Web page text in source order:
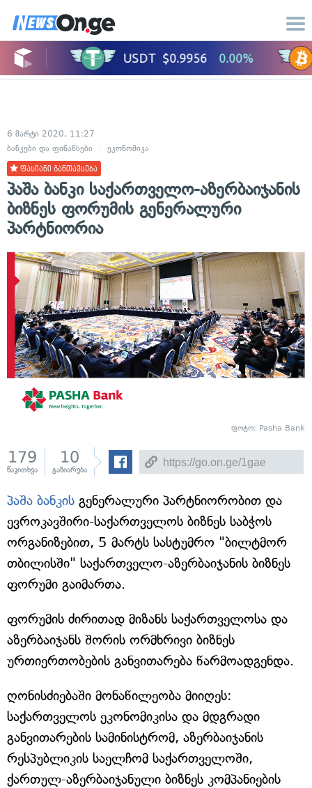
6 მარტი 2020, 11:27
ბანკები და ფინანსები
ეკონომიკა
ფასიანი განთავსება
პაშა ბანკი საქართველო-აზერბაიჯანის
ბიზნეს ფორუმის გენერალური
პარტნიორია
ფოტო: Pasha Bank
179
წაკითხვა
10
გაზიარება
პაშა ბანკის გენერალური პარტნიორობით და
ევროკავშირი-საქართველოს ბიზნეს საბჭოს
ორგანიზებით, 5 მარტს სასტუმრო "ბილტმორ
თბილისში" საქართველო-აზერბაიჯანის ბიზნეს
ფორუმი გაიმართა.
ფორუმის ძირითად მიზანს საქართველოსა და
აზერბაიჯანს შორის ორმხრივი ბიზნეს
ურთიერთობების განვითარება წარმოადგენდა.
ღონისძიებაში მონაწილეობა მიიღეს:
საქართველოს ეკონომიკისა და მდგრადი
განვითარების სამინისტრომ, აზერბაიჯანის
რესპუბლიკის საელჩომ საქართველოში,
ქართულ-აზერბაიჯანული ბიზნეს კომპანიების